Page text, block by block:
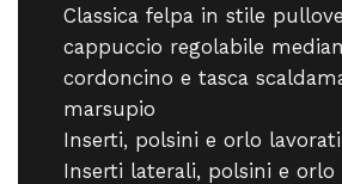
Classica felpa in stile
cappuccio regolabile
cordoncino e tasca
marsupio
Inserti, polsini e orlo
Inserti laterali, polsini e orlo